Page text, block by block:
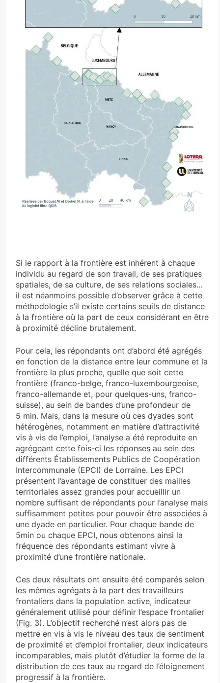
Si le rapport à la frontière est inhérent à chaque
individu au regard de son travail, de ses pratiques
spatiales, de sa culture, de ses relations sociales…
il est néanmoins possible d’observer grâce à cette
méthodologie s’il existe certains seuils de distance
à la frontière où la part de ceux considérant en être
à proximité décline brutalement.
Pour cela, les répondants ont d’abord été agrégés
en fonction de la distance entre leur commune et la
frontière la plus proche, quelle que soit cette
frontière (franco-belge, franco-luxembourgeoise,
franco-allemande et, pour quelques-uns, franco-
suisse), au sein de bandes d’une profondeur de
5 min. Mais, dans la mesure où ces dyades sont
hétérogènes, notamment en matière d’attractivité
vis à vis de l’emploi, l’analyse a été reproduite en
agrégeant cette fois-ci les réponses au sein des
différents Établissements Publics de Coopération
Intercommunale (EPCI) de Lorraine. Les EPCI
présentent l’avantage de constituer des mailles
territoriales assez grandes pour accueillir un
nombre suffisant de répondants pour l’analyse mais
suffisamment petites pour pouvoir être associées à
une dyade en particulier. Pour chaque bande de
5min ou chaque EPCI, nous obtenons ainsi la
fréquence des répondants estimant vivre à
proximité d’une frontière nationale.
Ces deux résultats ont ensuite été comparés selon
les mêmes agrégats à la part des travailleurs
frontaliers dans la population active, indicateur
généralement utilisé pour définir l’espace frontalier
(Fig. 3). L’objectif recherché n’est alors pas de
mettre en vis à vis le niveau des taux de sentiment
de proximité et d’emploi frontalier, deux indicateurs
incomparables, mais plutôt d’étudier la forme de la
distribution de ces taux au regard de l’éloignement
progressif à la frontière.